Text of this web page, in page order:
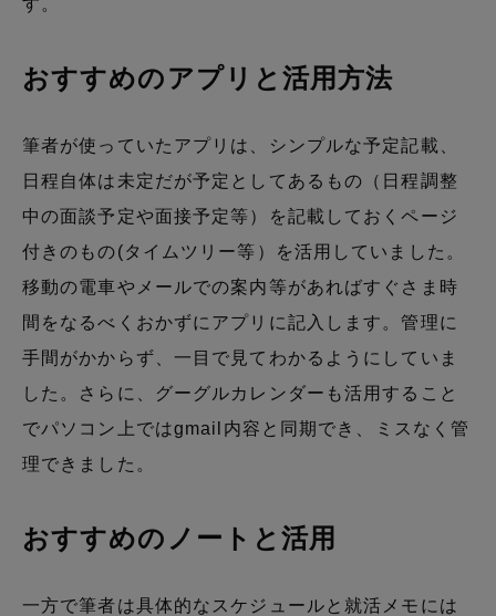
す。
おすすめのアプリと活用方法
筆者が使っていたアプリは、シンプルな予定記載、
日程自体は未定だが予定としてあるもの（日程調整
中の面談予定や面接予定等）を記載しておくページ
付きのもの(タイムツリー等）を活用していました。
移動の電車やメールでの案内等があればすぐさま時
間をなるべくおかずにアプリに記入します。管理に
手間がかからず、一目で見てわかるようにしていま
した。さらに、グーグルカレンダーも活用すること
でパソコン上ではgmail内容と同期でき、ミスなく管
理できました。
おすすめのノートと活用
一方で筆者は具体的なスケジュールと就活メモには